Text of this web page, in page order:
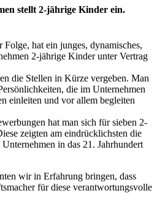
stellt 2-jährige Kinder ein.
Folge, hat ein junges, dynamisches,
2-jährige Kinder unter Vertrag
die Stellen in Kürze vergeben. Man
die im Unternehmen
einleiten und vor allem begleiten
hat man sich für sieben 2-
zeigten am eindrücklichsten die
in das 21. Jahrhundert
wir in Erfahrung bringen, dass
für diese verantwortungsvolle